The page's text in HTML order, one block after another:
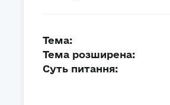
Тема:
Тема розширена:
Суть питання: